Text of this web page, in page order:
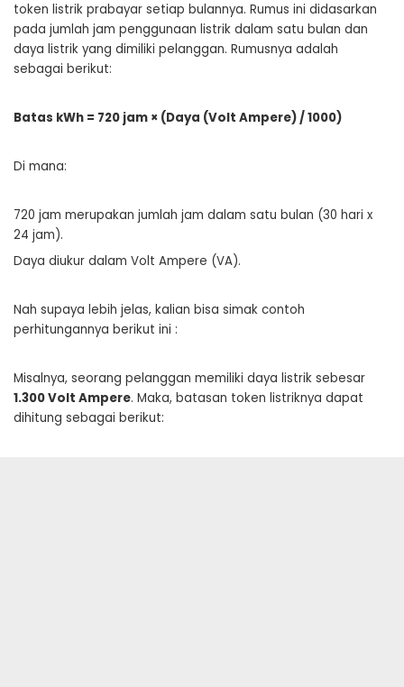
token listrik prabayar setiap bulannya. Rumus ini didasarkan
pada jumlah jam penggunaan listrik dalam satu bulan dan
daya listrik yang dimiliki pelanggan. Rumusnya adalah
sebagai berikut:
Batas kWh = 720 jam × (Daya (Volt Ampere) / 1000)
Di mana:
720 jam merupakan jumlah jam dalam satu bulan (30 hari x
24 jam).
Daya diukur dalam Volt Ampere (VA).
Nah supaya lebih jelas, kalian bisa simak contoh
perhitungannya berikut ini :
Misalnya, seorang pelanggan memiliki daya listrik sebesar
1.300 Volt Ampere. Maka, batasan token listriknya dapat
dihitung sebagai berikut: